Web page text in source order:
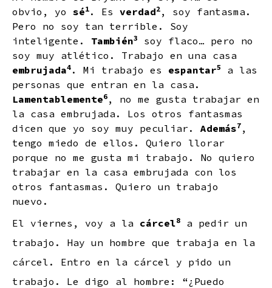
obvio, yo sé1 . Es verdad2 , soy fantasma.
Pero no soy tan terrible. Soy
inteligente. También3
soy flaco… pero no
soy muy atlético. Trabajo en una casa
embrujada4 . Mi trabajo es espantar5
a las
personas que entran en la casa.
Lamentablemente6 , no me gusta trabajar en
la casa embrujada. Los otros fantasmas
dicen que yo soy muy peculiar. Además7 ,
tengo miedo de ellos. Quiero llorar
porque no me gusta mi trabajo. No quiero
trabajar en la casa embrujada con los
otros fantasmas. Quiero un trabajo
nuevo.
El viernes, voy a la cárcel8
a pedir un
trabajo. Hay un hombre que trabaja en la
cárcel. Entro en la cárcel y pido un
trabajo. Le digo al hombre: “¿Puedo